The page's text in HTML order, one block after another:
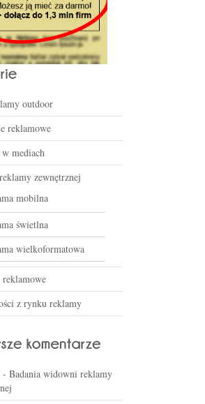
outdoor
reklamowe
mediach
zewnętrznej
mobilna
świetlna
wielkoformatowa
reklamowe
z rynku reklamy
- Badania widowni reklamy